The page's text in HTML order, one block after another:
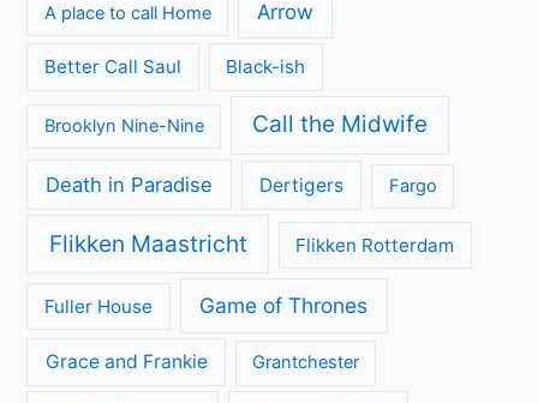
A place to call Home Arrow
Better Call Saul Black-ish
Brooklyn Nine-Nine Call the Midwife
Death in Paradise Dertigers Fargo
Flikken Maastricht Flikken Rotterdam
Fuller House Game of Thrones
Grace and Frankie Grantchester